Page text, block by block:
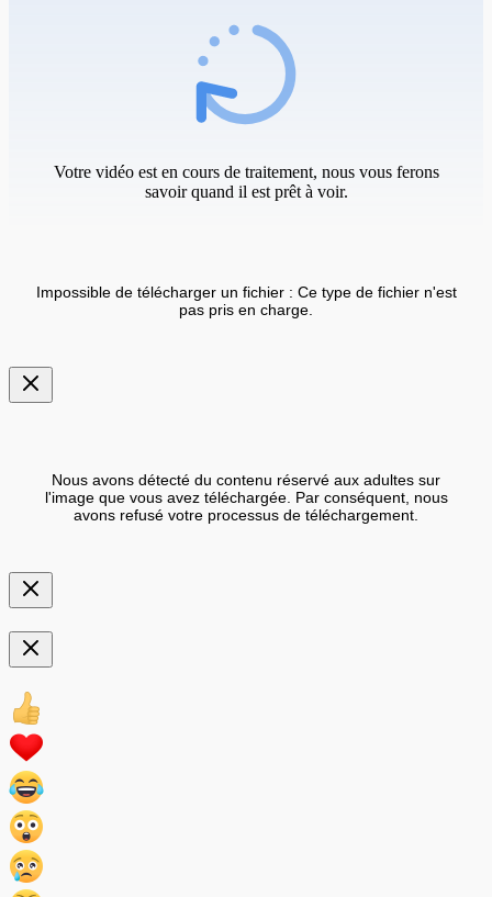
Votre vidéo est en cours de traitement, nous vous ferons
savoir quand il est prêt à voir.
Impossible de télécharger un fichier : Ce type de fichier n'est
pas pris en charge.
Nous avons détecté du contenu réservé aux adultes sur
l'image que vous avez téléchargée. Par conséquent, nous
avons refusé votre processus de téléchargement.